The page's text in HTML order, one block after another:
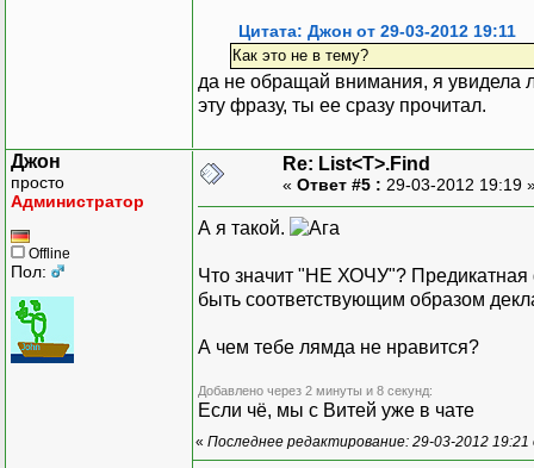
Цитата: Джон от 29-03-2012 19:11
Как это не в тему?
да не обращай внимания, я увидела
эту фразу, ты ее сразу прочитал.
Джон
просто
Администратор
Offline
Пол:
Re: List<T>.Find
« Ответ #5 : 29-03-2012 19:19
А я такой.
Что значит "НЕ ХОЧУ"? Предикатная
быть соответствующим образом
А чем тебе лямда не нравится?
Добавлено через 2 минуты и 8 секунд:
Если чё, мы с Витей уже в чате
« Последнее редактирование: 29-03-2012